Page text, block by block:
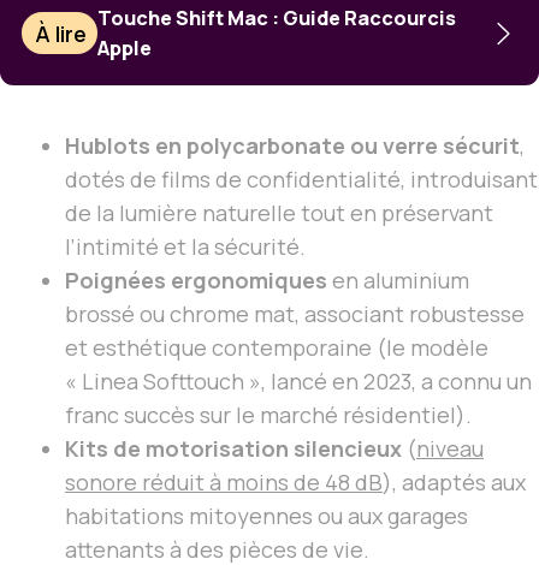
À lire
Touche Shift Mac : Guide Raccourcis
Apple
Hublots en polycarbonate ou verre sécurit,
dotés de films de confidentialité, introduisant
de la lumière naturelle tout en préservant
l’intimité et la sécurité.
Poignées ergonomiques en aluminium
brossé ou chrome mat, associant robustesse
et esthétique contemporaine (le modèle
« Linea Softtouch », lancé en 2023, a connu un
franc succès sur le marché résidentiel).
Kits de motorisation silencieux (niveau
sonore réduit à moins de 48 dB), adaptés aux
habitations mitoyennes ou aux garages
attenants à des pièces de vie.